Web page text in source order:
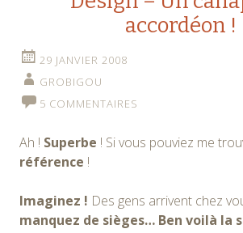
accordéon !
29 JANVIER 2008
GROBIGOU
5 COMMENTAIRES
Ah ! Superbe ! Si vous pouviez me
référence !
Imaginez ! Des gens arrivent chez
manquez de sièges… Ben voilà la